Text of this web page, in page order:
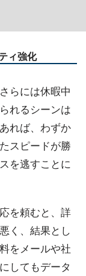
ィ強化
らには休暇中
れるシーンは
れば、わずか
スピードが勝
を逃すことに
を頼むと、詳
く、結果とし
をメールや社
してもデータ